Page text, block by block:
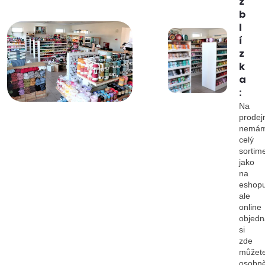
b
l
í
z
k
a
:
Na
celý
jako
na
ale
online
si
zde